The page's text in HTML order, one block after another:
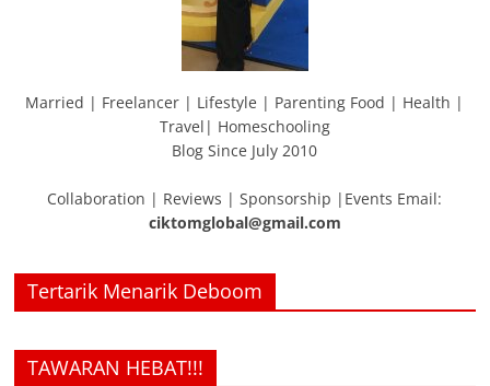
Married | Freelancer | Lifestyle | Parenting Food | Health |
Travel| Homeschooling
Blog Since July 2010
Collaboration | Reviews | Sponsorship |Events Email:
ciktomglobal@gmail.com
Tertarik Menarik Deboom
TAWARAN HEBAT!!!